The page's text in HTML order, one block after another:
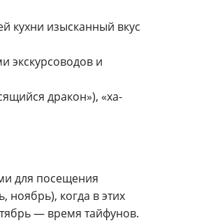
кухни изысканный вкус
экскурсоводов и
дракон»), «ха-
для посещения
ноябрь), когда в этих
— время тайфунов.